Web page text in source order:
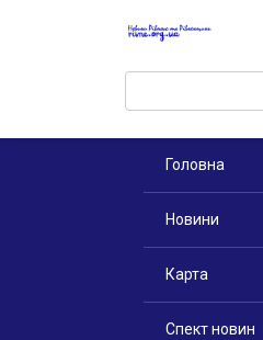
Поиск:
Головна
Новини
Карта
Спект новин